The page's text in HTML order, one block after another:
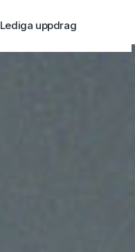
Lediga uppdrag